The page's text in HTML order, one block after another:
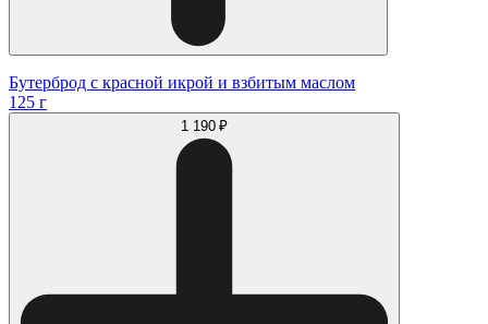
Бутерброд с красной икрой и взбитым маслом
125 г
1 190 ₽